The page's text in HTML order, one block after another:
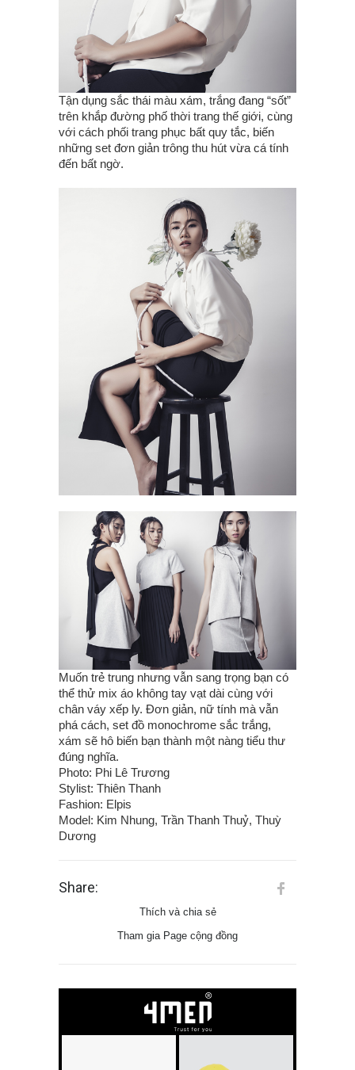
Tận dụng sắc thái màu xám, trắng đang “sốt”
trên khắp đường phố thời trang thế giới, cùng
với cách phối trang phục bất quy tắc, biến
những set đơn giản trông thu hút vừa cá tính
đến bất ngờ.
Muốn trẻ trung nhưng vẫn sang trọng bạn có
thể thử mix áo không tay vạt dài cùng với
chân váy xếp ly. Đơn giản, nữ tính mà vẫn
phá cách, set đồ monochrome sắc trắng,
xám sẽ hô biến bạn thành một nàng tiểu thư
đúng nghĩa.
Photo: Phi Lê Trương
Stylist: Thiên Thanh
Fashion: Elpis
Model: Kim Nhung, Trần Thanh Thuỷ, Thuỳ
Dương
Share:
Thích và chia sẻ
Tham gia Page cộng đồng